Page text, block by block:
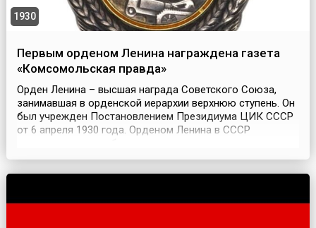
1930
Первым орденом Ленина награждена газета
«Комсомольская правда»
Орден Ленина – высшая награда Советского Союза,
занимавшая в орденской иерархии верхнюю ступень. Он
был учрежден Постановлением Президиума ЦИК СССР
от 6 апреля 1930 года. Орденом Ленина в СССР
революционном движении, трудовой деятельности,